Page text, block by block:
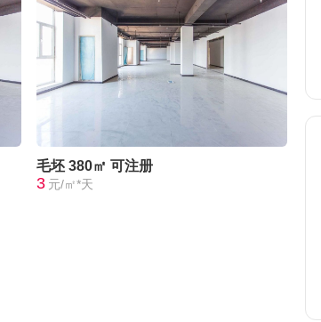
毛坯 380㎡ 可注册
3 元/㎡*天